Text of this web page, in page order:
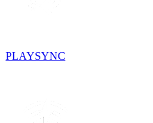
PLAYSYNC